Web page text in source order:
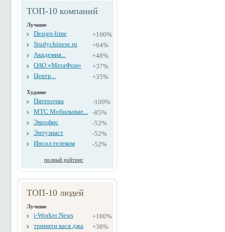
ТОП-10 компаний
Лучшие
Design-lime
+100%
Studychinese.ru
+64%
Академия...
+48%
ОАО «МегаФон»
+37%
Центр...
+35%
Худшие
Пятерочка
-100%
МТС Мобильные... -85%
Экоофис
-52%
Энтузиаст
-52%
Инсол телеком
-52%
полный рейтинг
ТОП-10 людей
Лучшие
i-Worker News
+100%
тринити вася джа
+38%